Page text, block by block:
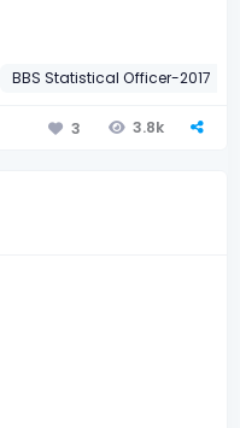
BBS Statistical Officer-2017
3 3.8k